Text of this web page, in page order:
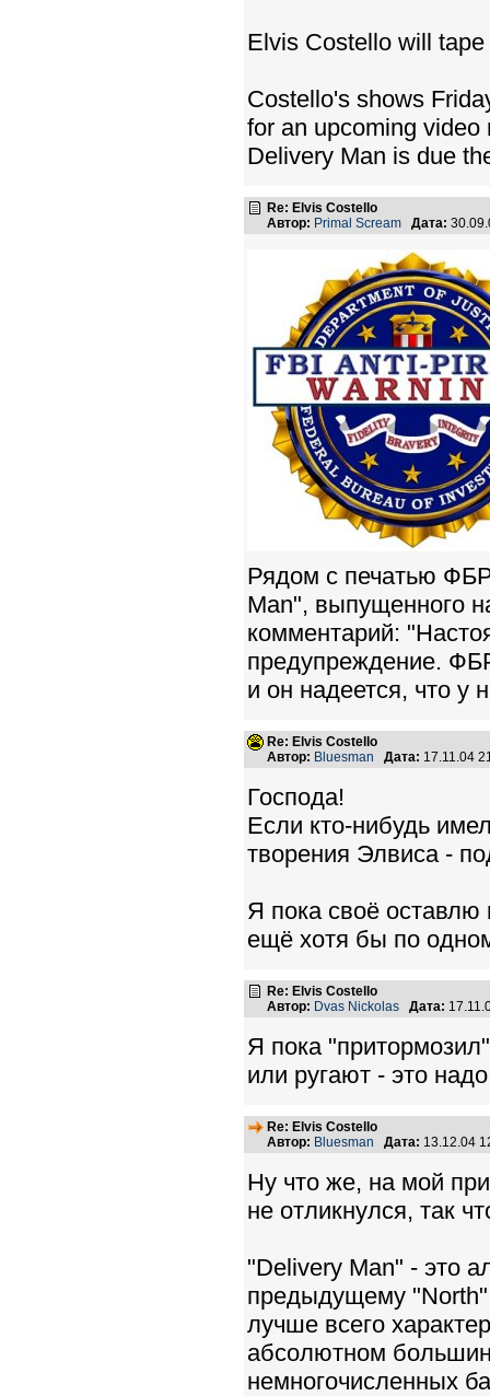
Elvis Costello will
Costello's shows
for an upcoming
Delivery Man is due
Re: Elvis Costello
Автор: Primal Scream Дата:
Рядом с печатью
Man", выпущенного
комментарий:
предупреждение.
и он надеется, что у
Re: Elvis Costello
Автор: Bluesman Дата: 17.11.04
Господа!
Если кто-нибудь
творения Элвиса -
Я пока своё оставлю
ещё хотя бы по
Re: Elvis Costello
Автор: Dvas Nickolas Дата:
Я пока
или ругают - это
Re: Elvis Costello
Автор: Bluesman Дата: 13.12.04
Ну что же, на мой
не отликнулся, так
"Delivery Man" - это
предыдущему
лучше всего
абсолютном
немногочисленных